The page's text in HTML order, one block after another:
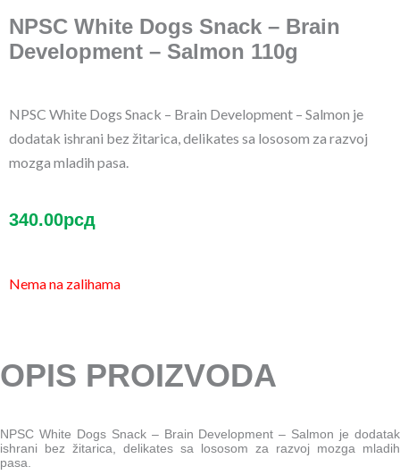
NPSC White Dogs Snack – Brain
Development – Salmon 110g
NPSC White Dogs Snack – Brain Development – Salmon je
dodatak ishrani bez žitarica, delikates sa lososom za razvoj
mozga mladih pasa.
340.00рсд
Nema na zalihama
OPIS PROIZVODA
NPSC White Dogs Snack – Brain Development – Salmon je dodatak
ishrani bez žitarica, delikates sa lososom za razvoj mozga mladih
pasa.